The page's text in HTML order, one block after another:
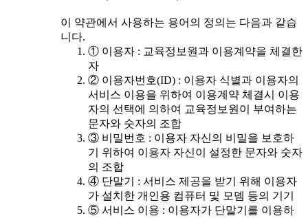
이 약관에서 사용하는 용어의 정의는 다음과 같습
니다.
① 이용자 : 교육정보원과 이용계약을 체결한
자
② 이용자번호(ID) : 이용자 식별과 이용자의
서비스 이용을 위하여 이용계약 체결시 이용
자의 선택에 의하여 교육정보원이 부여하는
문자와 숫자의 조합
③ 비밀번호 : 이용자 자신의 비밀을 보호하
기 위하여 이용자 자신이 설정한 문자와 숫자
의 조합
④ 단말기 : 서비스 제공을 받기 위해 이용자
가 설치한 개인용 컴퓨터 및 모뎀 등의 기기
⑤ 서비스 이용 : 이용자가 단말기를 이용하